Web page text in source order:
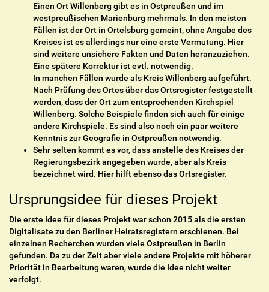
Einen Ort Willenberg gibt es in Ostpreußen und im
westpreußischen Marienburg mehrmals. In den meisten
Fällen ist der Ort in Ortelsburg gemeint, ohne Angabe des
Kreises ist es allerdings nur eine erste Vermutung. Hier
sind weitere unsichere Fakten und Daten heranzuziehen.
Eine spätere Korrektur ist evtl. notwendig.
In manchen Fällen wurde als Kreis Willenberg aufgeführt.
Nach Prüfung des Ortes über das Ortsregister festgestellt
werden, dass der Ort zum entsprechenden Kirchspiel
Willenberg. Solche Beispiele finden sich auch für einige
andere Kirchspiele. Es sind also noch ein paar weitere
Kenntnis zur Geografie in Ostpreußen notwendig.
Sehr selten kommt es vor, dass anstelle des Kreises der
Regierungsbezirk angegeben wurde, aber als Kreis
bezeichnet wird. Hier hilft ebenso das Ortsregister.
Ursprungsidee für dieses Projekt
Die erste Idee für dieses Projekt war schon 2015 als die ersten
Digitalisate zu den Berliner Heiratsregistern erschienen. Bei
einzelnen Recherchen wurden viele Ostpreußen in Berlin
gefunden. Da zu der Zeit aber viele andere Projekte mit höherer
Priorität in Bearbeitung waren, wurde die Idee nicht weiter
verfolgt.